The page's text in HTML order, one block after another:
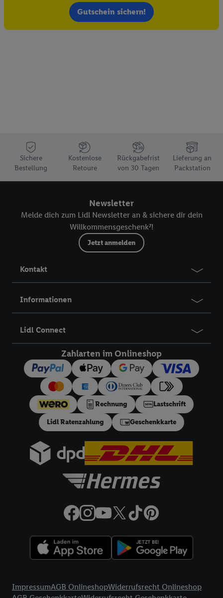
Gutschein sichern!
Sichere
Bestellung
Kostenlose
Retoure
Rückgabefrist
von 30 Tagen
Lieferung an
Packstation
Newsletter
Melde dich zum Lidl Newsletter an & sichere dir dein
Willkommensgeschenk⁷!
Jetzt anmelden
Kontakt
Informationen
Lidl Connect
Zahlarten im Onlineshop
Rechnung Lastschrift
Lidl Ratenzahlung Geschenkkarte
ImpressumAGB OnlineshopWiderrufsrecht Onlineshop